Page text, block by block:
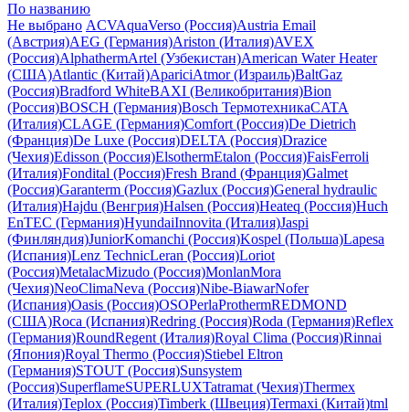
По названию
Не выбрано ACVAquaVerso (Россия)Austria Email
(Австрия)AEG (Германия)Ariston (Италия)AVEX
(Россия)AlphathermArtel (Узбекистан)American Water Heater
(США)Atlantic (Китай)ApariciAtmor (Израиль)BaltGaz
(Россия)Bradford WhiteBAXI (Великобритания)Bion
(Россия)BOSCH (Германия)Bosch ТермотехникаCATA
(Италия)CLAGE (Германия)Comfort (Россия)De Dietrich
(Франция)De Luxe (Россия)DELTA (Россия)Drazice
(Чехия)Edisson (Россия)ElsothermEtalon (Россия)FaisFerroli
(Италия)Fondital (Россия)Fresh Brand (Франция)Galmet
(Россия)Garanterm (Россия)Gazlux (Россия)General hydraulic
(Италия)Hajdu (Венгрия)Halsen (Россия)Heateq (Россия)Huch
EnTEC (Германия)HyundaiInnovita (Италия)Jaspi
(Финляндия)JuniorKomanchi (Россия)Kospel (Польша)Lapesa
(Испания)Lenz TechnicLeran (Россия)Loriot
(Россия)MetalacMizudo (Россия)MonlanMora
(Чехия)NeoClimaNeva (Россия)Nibe-BiawarNofer
(Испания)Oasis (Россия)OSOPerlaProthermREDMOND
(США)Roca (Испания)Redring (Россия)Roda (Германия)Reflex
(Германия)RoundRegent (Италия)Royal Clima (Россия)Rinnai
(Япония)Royal Thermo (Россия)Stiebel Eltron
(Германия)STOUT (Россия)Sunsystem
(Россия)SuperflameSUPERLUXTatramat (Чехия)Thermex
(Италия)Teplox (Россия)Timberk (Швеция)Termaxi (Китай)tml